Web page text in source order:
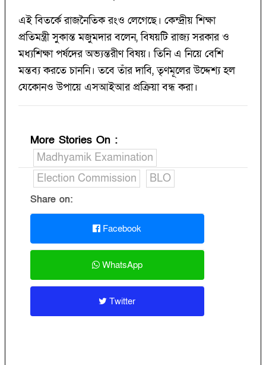
এই বিতর্কে রাজনৈতিক রংও লেগেছে। কেন্দ্রীয় শিক্ষা
প্রতিমন্ত্রী সুকান্ত মজুমদার বলেন, বিষয়টি রাজ্য সরকার ও
মধ্যশিক্ষা পর্ষদের অভ্যন্তরীণ বিষয়। তিনি এ নিয়ে বেশি
মন্তব্য করতে চাননি। তবে তাঁর দাবি, তৃণমূলের উদ্দেশ্য হল
যেকোনও উপায়ে এসআইআর প্রক্রিয়া বন্ধ করা।
More Stories On :
Madhyamik Examination
Election Commission
BLO
Share on:
Facebook
WhatsApp
Twitter